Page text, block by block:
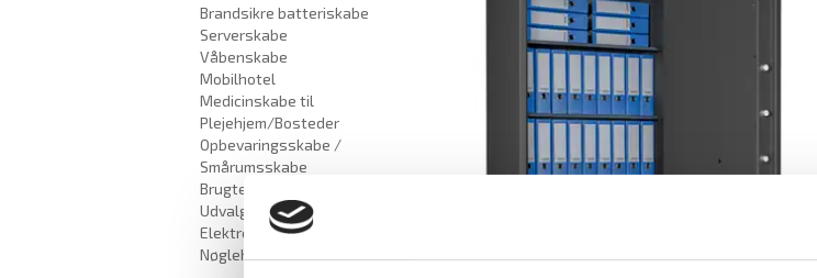
Brandsikre batteriskabe
Serverskabe
Våbenskabe
Mobilhotel
Medicinskabe til
Plejehjem/Bosteder
Opbevaringsskabe /
Smårumsskabe
Brugte skabe - Lagersalg
Udvalgte varer
Elektroniske Nøgleskabe
Nøglehåndtering